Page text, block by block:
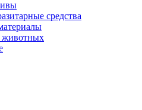
средства
животных